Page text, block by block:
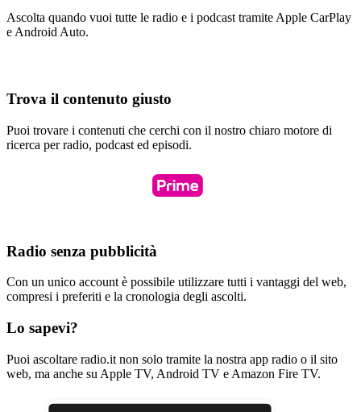
Ascolta quando vuoi tutte le radio e i podcast tramite Apple CarPlay
e Android Auto.
Trova il contenuto giusto
Puoi trovare i contenuti che cerchi con il nostro chiaro motore di
ricerca per radio, podcast ed episodi.
Radio senza pubblicità
Con un unico account è possibile utilizzare tutti i vantaggi del web,
compresi i preferiti e la cronologia degli ascolti.
Lo sapevi?
Puoi ascoltare radio.it non solo tramite la nostra app radio o il sito
web, ma anche su Apple TV, Android TV e Amazon Fire TV.